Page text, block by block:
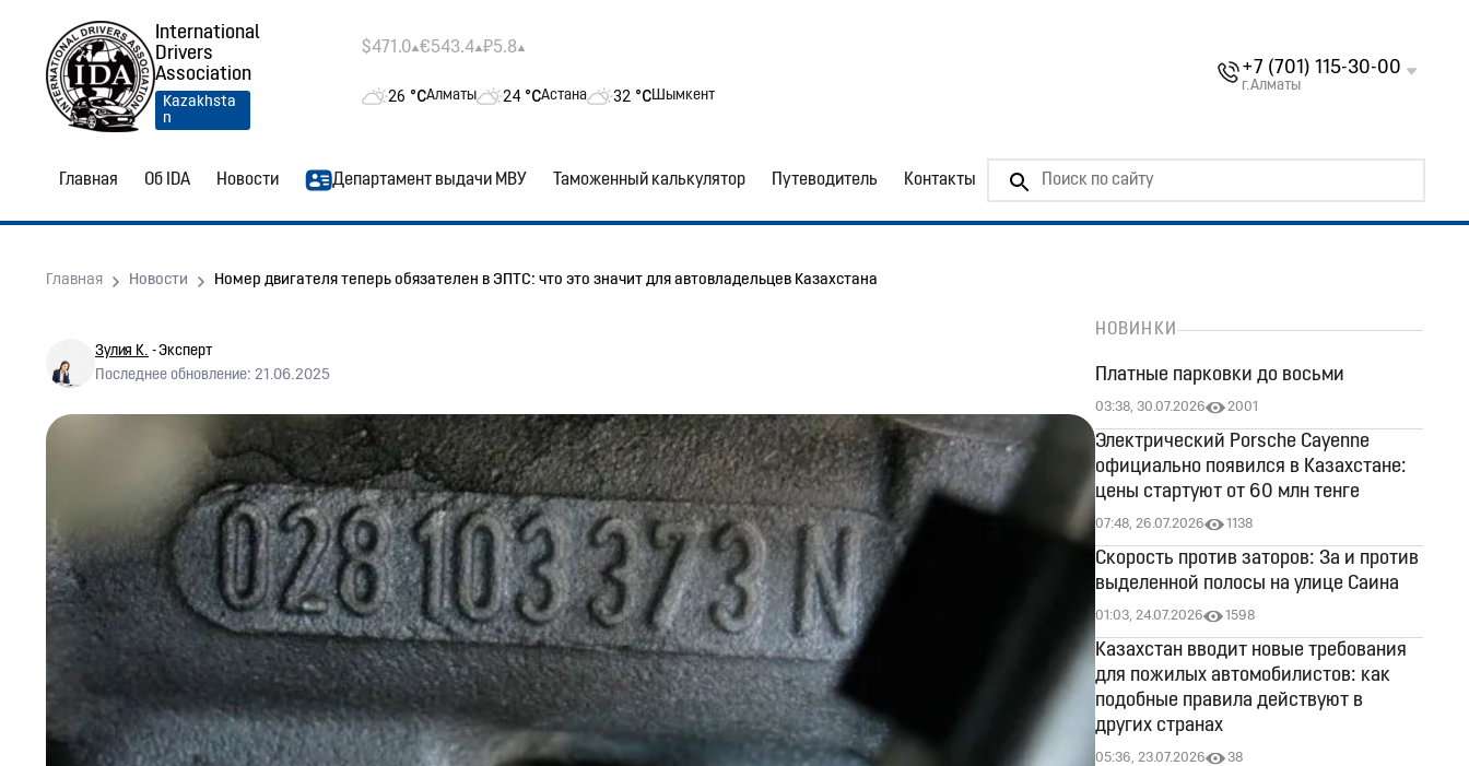
International
Drivers
Association
Kazakhsta
n
$471.0 €543.4 ₽5.8
26 °CАлматы 24 °CАстана 32 °CШымкент
+7 (701) 115-30-00
г.Алматы
Главная Об IDA Новости Департамент выдачи МВУ Таможенный калькулятор Путеводитель Контакты
Главная Новости Номер двигателя теперь обязателен в ЭПТС: что это значит для автовладельцев Казахстана
Зулия К. - Эксперт
Последнее обновление: 21.06.2025
НОВИНКИ
Платные парковки до восьми
03:38, 30.07.2026 2001
Электрический Porsche Cayenne
официально появился в Казахстане:
цены стартуют от 60 млн тенге
07:48, 26.07.2026 1138
Скорость против заторов: За и против
выделенной полосы на улице Саина
01:03, 24.07.2026 1598
Казахстан вводит новые требования
для пожилых автомобилистов: как
подобные правила действуют в
других странах
05:36, 23.07.2026 38